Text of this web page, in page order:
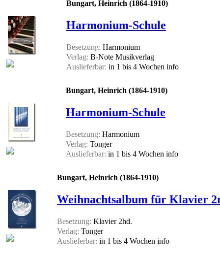
Bungart, Heinrich (1864-1910)
Harmonium-Schule
Besetzung: Harmonium
Verlag: B-Note Musikverlag
Auslieferbar: in 1 bis 4 Wochen info
Bungart, Heinrich (1864-1910)
Harmonium-Schule
Besetzung: Harmonium
Verlag: Tonger
Auslieferbar: in 1 bis 4 Wochen info
Bungart, Heinrich (1864-1910)
Weihnachtsalbum für Klavier
Besetzung: Klavier 2hd.
Verlag: Tonger
Auslieferbar: in 1 bis 4 Wochen info